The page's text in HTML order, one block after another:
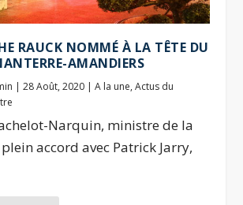
RAUCK NOMMÉ À LA TÊTE DU
AMANDIERS
|28 Août, 2020 |A la une,Actus du
Narquin, ministre de la
accord avec Patrick Jarry,